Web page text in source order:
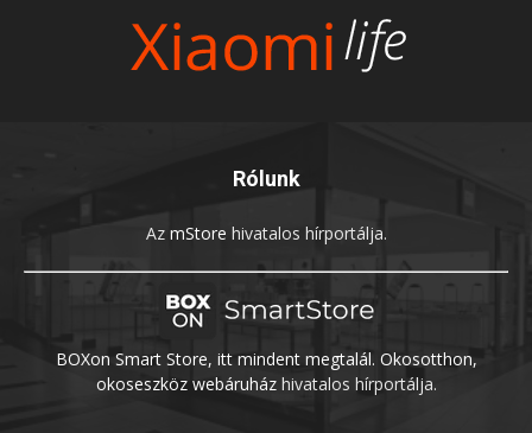
Rólunk
Az mStore hivatalos hírportálja.
BOXon Smart Store, itt mindent megtalál. Okosotthon,
okoseszköz webáruházhivatalos hírportálja.